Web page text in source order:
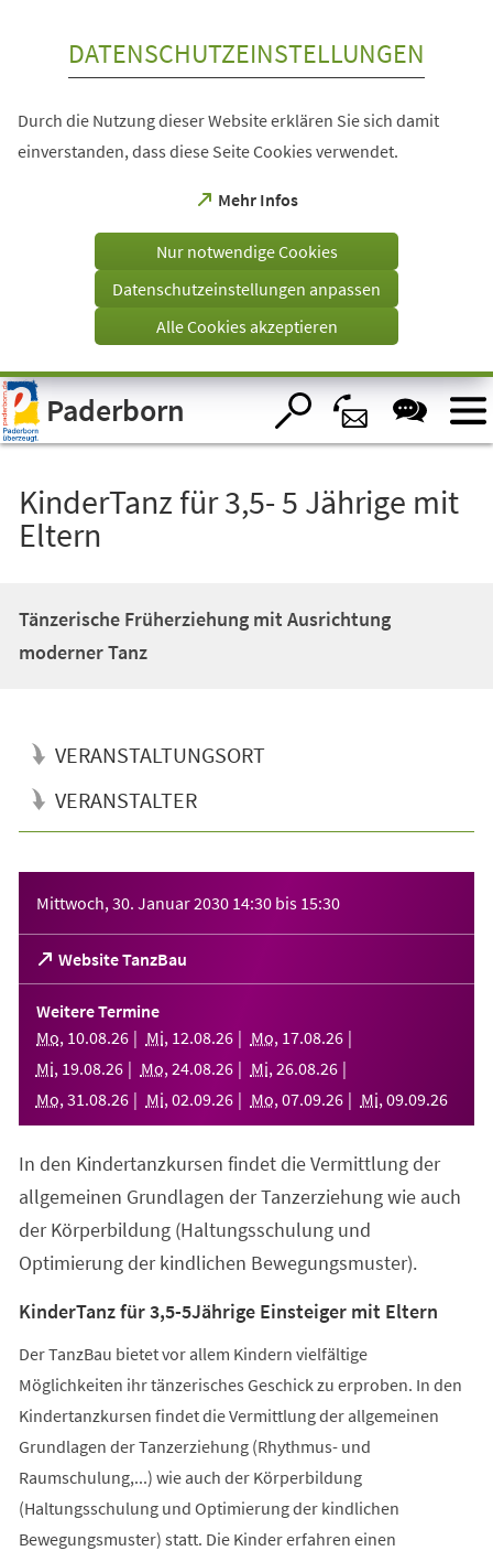
Visuelle
Assistenzsoftware
öffnen.
DATENSCHUTZEINSTELLUNGEN
Durch die Nutzung dieser Website erklären Sie sich damit
einverstanden, dass diese Seite Cookies verwendet.
Mehr Infos
(Öffnet
einem
Tab)
Nur notwendige Cookies
Datenschutzeinstellungen anpassen
Alle Cookies akzeptieren
Paderborn
KinderTanz für 3,5- 5 Jährige mit
Eltern
Tänzerische Früherziehung mit Ausrichtung
moderner Tanz
VERANSTALTUNGSORT
VERANSTALTER
Mittwoch, 30. Januar 2030 14:30 bis 15:30
Website TanzBau
(Öffnet
in
einem
neuen
Tab)
Weitere Termine
Mo, 10.08.26 Mi, 12.08.26 Mo, 17.08.26
Mi, 19.08.26 Mo, 24.08.26 Mi, 26.08.26
Mo, 31 .08.26 Mi, 02.09.26 Mo, 07.09.26 Mi, 09.09.26
In den Kindertanzkursen findet die Vermittlung der
allgemeinen Grundlagen der Tanzerziehung wie auch
der Körperbildung (Haltungsschulung und
Optimierung der kindlichen Bewegungsmuster).
KinderTanz für 3,5-5Jährige Einsteiger mit Eltern
Der TanzBau bietet vor allem Kindern vielfältige
Möglichkeiten ihr tänzerisches Geschick zu erproben. In den
Kindertanzkursen findet die Vermittlung der allgemeinen
Grundlagen der Tanzerziehung (Rhythmus- und
Raumschulung,...) wie auch der Körperbildung
(Haltungsschulung und Optimierung der kindlichen
Bewegungsmuster) statt. Die Kinder erfahren einen